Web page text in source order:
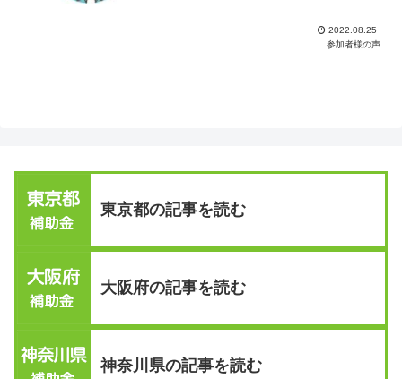
2022.08.25
参加者様の声
東京都の記事を読む
大阪府の記事を読む
神奈川県の記事を読む